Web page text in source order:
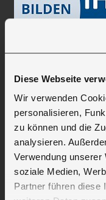
Diese Webseite
Wir verwenden
personalisieren,
zu können und die
analysieren.
Verwendung
soziale Medien,
Partner führen diese